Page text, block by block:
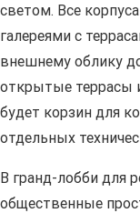
светом. Все
галереями с
внешнему облику
открытые террасы
будет корзин для
отдельных
В гранд-лобби для
общественные